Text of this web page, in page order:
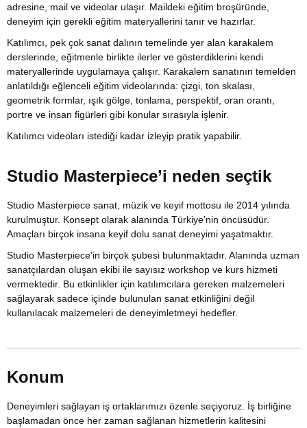
adresine, mail ve videolar ulaşır. Maildeki eğitim broşüründe,
deneyim için gerekli eğitim materyallerini tanır ve hazırlar.
Katılımcı, pek çok sanat dalının temelinde yer alan karakalem
derslerinde, eğitmenle birlikte ilerler ve gösterdiklerini kendi
materyallerinde uygulamaya çalışır. Karakalem sanatının temelden
anlatıldığı eğlenceli eğitim videolarında: çizgi, ton skalası,
geometrik formlar, ışık gölge, tonlama, perspektif, oran orantı,
portre ve insan figürleri gibi konular sırasıyla işlenir.
Katılımcı videoları istediği kadar izleyip pratik yapabilir.
Studio Masterpiece’i neden seçtik
Studio Masterpiece sanat, müzik ve keyif mottosu ile 2014 yılında
kurulmuştur. Konsept olarak alanında Türkiye’nin öncüsüdür.
Amaçları birçok insana keyif dolu sanat deneyimi yaşatmaktır.
Studio Masterpiece’in birçok şubesi bulunmaktadır. Alanında uzman
sanatçılardan oluşan ekibi ile sayısız workshop ve kurs hizmeti
vermektedir. Bu etkinlikler için katılımcılara gereken malzemeleri
sağlayarak sadece içinde bulunulan sanat etkinliğini değil
kullanılacak malzemeleri de deneyimletmeyi hedefler.
Konum
Deneyimleri sağlayan iş ortaklarımızı özenle seçiyoruz. İş birliğine
başlamadan önce her zaman sağlanan hizmetlerin kalitesini